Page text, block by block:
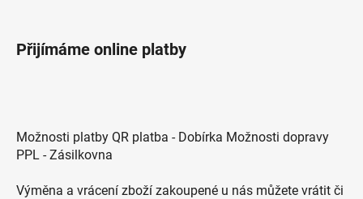
Přijímáme online platby
Možnosti platby QR platba - Dobírka Možnosti dopravy
PPL - Zásilkovna
Výměna a vrácení zboží zakoupené u nás můžete vrátit či